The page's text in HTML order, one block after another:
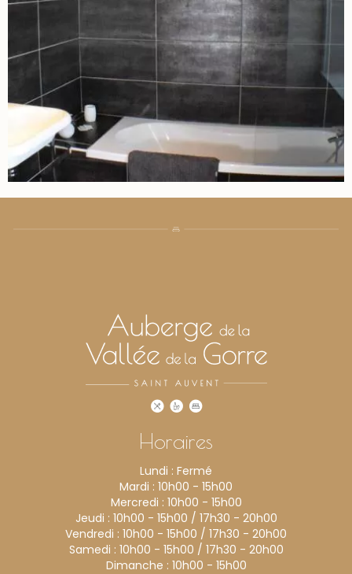
Horaires
Lundi : Fermé
Mardi : 10h00 - 15h00
Mercredi : 10h00 - 15h00
Jeudi : 10h00 - 15h00 / 17h30 - 20h00
Vendredi : 10h00 - 15h00 / 17h30 - 20h00
Samedi : 10h00 - 15h00 / 17h30 - 20h00
Dimanche : 10h00 - 15h00